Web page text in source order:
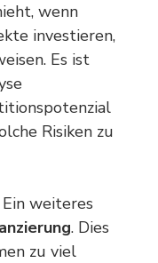
wenn
investieren,
Es ist
Risiken zu
Ein weiteres
. Dies
zu viel